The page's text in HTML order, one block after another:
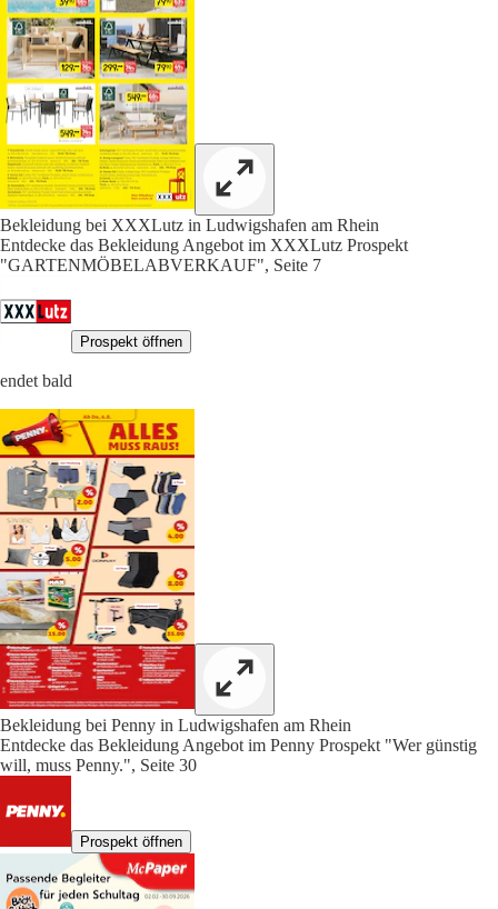
Bekleidung bei XXXLutz in Ludwigshafen am Rhein
Entdecke das Bekleidung Angebot im XXXLutz Prospekt
"GARTENMÖBELABVERKAUF", Seite 7
Prospekt öffnen
endet bald
Bekleidung bei Penny in Ludwigshafen am Rhein
Entdecke das Bekleidung Angebot im Penny Prospekt "Wer günstig
will, muss Penny.", Seite 30
Prospekt öffnen